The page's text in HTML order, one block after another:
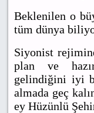
Beklenilen o
tüm dünya
Siyonist
plan ve
gelindiğini iyi
almada geç
ey Hüzünlü